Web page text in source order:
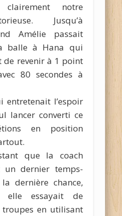
clairement notre
Jusqu’à
Amélie passait
balle à Hana qui
de revenir à 1 point
80 secondes à
entretenait l’espoir
lancer converti ce
en position
que la coach
un dernier temps-
dernière chance,
elle essayait de
troupes en utilisant